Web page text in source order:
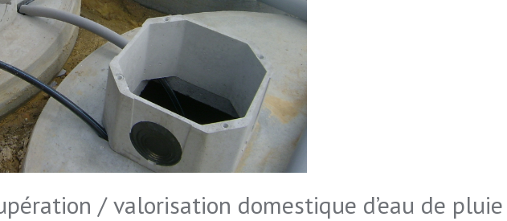
/ valorisation domestique d’eau de pluie